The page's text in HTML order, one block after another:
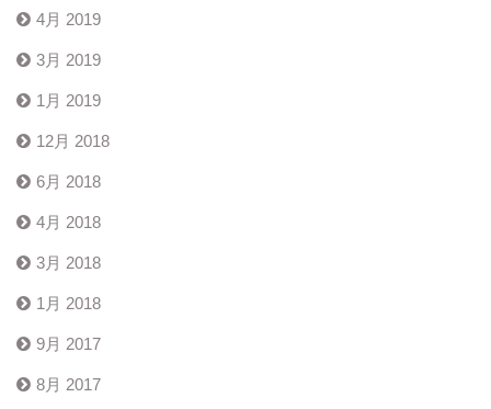
4月 2019
3月 2019
1月 2019
12月 2018
6月 2018
4月 2018
3月 2018
1月 2018
9月 2017
8月 2017